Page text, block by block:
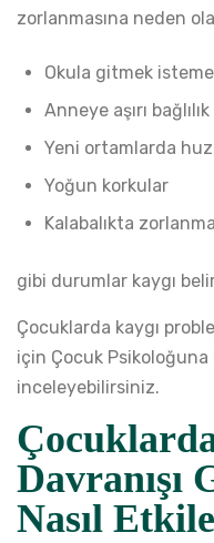
zorlanmasına neden
Okula gitmek
Anneye aşırı bağlılık
Yeni ortamlarda
Yoğun korkular
Kalabalıkta zorlanma
gibi durumlar kaygı
Çocuklarda kaygı
için Çocuk
inceleyebilirsiniz.
Davranışı
Nasıl